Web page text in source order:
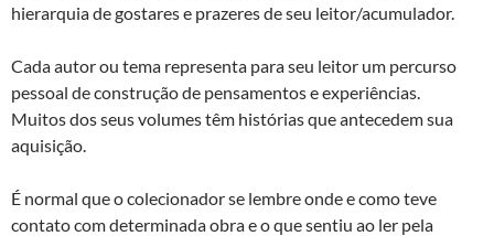
hierarquia de gostares e prazeres de seu leitor/acumulador.
Cada autor ou tema representa para seu leitor um percurso
pessoal de construção de pensamentos e experiências.
Muitos dos seus volumes têm histórias que antecedem sua
aquisição.
É normal que o colecionador se lembre onde e como teve
contato com determinada obra e o que sentiu ao ler pela